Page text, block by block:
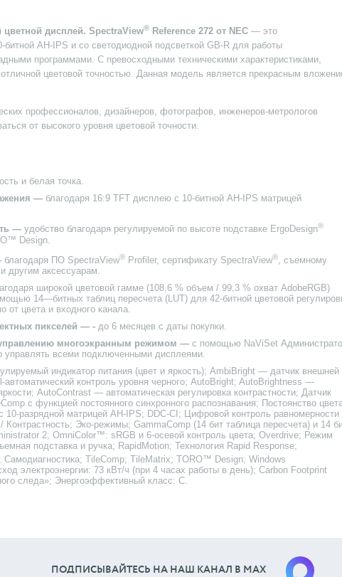
дисплей. SpectraView® Reference 272 от NEC — это
AH-IPS и со светодиодной подсветкой GB-R для работы
программами. С превосходными техническими характеристиками,
цветовой точностью. Данная модель является прекрасным
профессионалов, дизайнеров, фотографов, инженеров-метрологов
от высокого уровня цветовой точности.
и белая точка.
— благодаря 16:9 TFT дисплею с 10-битной AH-IPS матрицей
— удобство благодаря регулируемой по высоте подставке ErgoDesign®
Design.
благодаря ПО SpectraView® Profiler, сертификату SpectraView®
, съемному
другим аксессуарам.
широкой цветовой гамме (108,6 % объем / 99,3 % охват AdobeRGB)
14—битных таблиц пересчета (LUT) для 42-битной цветовой
от цвета и входного канала.
пикселей — - до 6 месяцев с даты покупки.
управлению многоэкранным режимом — с помощью NaViSet
управлять всеми подключенными дисплеями.
индикатор питания (цвет и яркость); AmbiBright — датчик внешней
контроль уровня черного; AutoBright; AutoBrightness —
AutoContrast — автоматическая регулировка контрастности; Датчик
с функцией постоянного синхронного распознавания; Постоянство
10-разрядной матрицей AH-IPS; DDC-CI; Цифровой контроль равномерности
Контрастность; Эко-режимы; GammaComp (14 бит таблица пересчета) и 14
2; OmniColor™: sRGB и 6-осевой контроль цвета; Overdrive; Режим
подставка и ручка; RapidMotion; Технология Rapid Response;
Самодиагностика; TileComp; TileMatrix; TORO™ Design; Windows
электроэнергии: 73 кВт/ч (при 4 часах работы в день); Carbon Footprint
следа»; Энергоэффективный класс: C.
ПОДПИСЫВАЙТЕСЬ НА НАШ КАНАЛ В МАХ